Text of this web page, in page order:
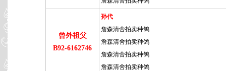
曾外祖父
B92-6162746
孙代
詹森清舍拍卖种鸽
詹森清舍拍卖种鸽
詹森清舍拍卖种鸽
詹森清舍拍卖种鸽